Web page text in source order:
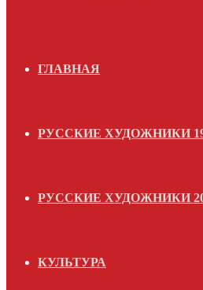
ГЛАВНАЯ
РУССКИЕ ХУДОЖНИКИ
РУССКИЕ ХУДОЖНИКИ
КУЛЬТУРА